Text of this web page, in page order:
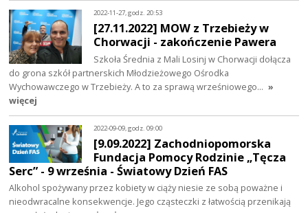
2022-11-27, godz. 20:53
[27.11.2022] MOW z Trzebieży w
Chorwacji - zakończenie Pawera
Szkoła Średnia z Mali Losinj w Chorwacji dołącza
do grona szkół partnerskich Młodzieżowego Ośrodka
Wychowawczego w Trzebieży. A to za sprawą wrześniowego… »
więcej
2022-09-09, godz. 09:00
[9.09.2022] Zachodniopomorska
Fundacja Pomocy Rodzinie „Tęcza
Serc” - 9 września - Światowy Dzień FAS
Alkohol spożywany przez kobiety w ciąży niesie ze sobą poważne i
nieodwracalne konsekwencje. Jego cząsteczki z łatwością przenikają